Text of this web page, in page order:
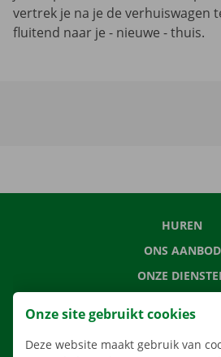
vertrek je na je de verhuiswagen
fluitend naar je - nieuwe - thuis.
HUREN
ONS AANBOD
ONZE
Onze site gebruikt cookies
Deze website maakt gebruik van